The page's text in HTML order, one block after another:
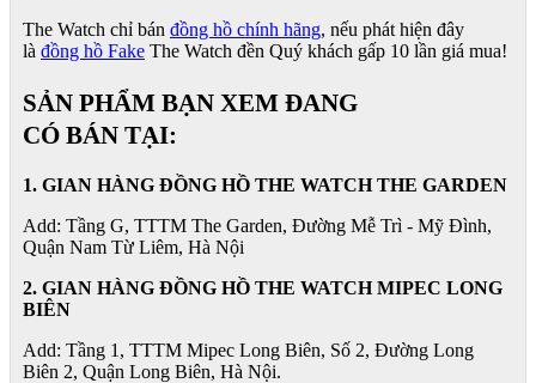
The Watch chỉ bán đồng hồ chính hãng, nếu phát hiện đây
là đồng hồ Fake The Watch đền Quý khách gấp 10 lần giá mua!
SẢN PHẨM BẠN XEM ĐANG
CÓ BÁN TẠI:
1. GIAN HÀNG ĐỒNG HỒ THE WATCH THE GARDEN
Add: Tầng G, TTTM The Garden, Đường Mễ Trì - Mỹ Đình,
Quận Nam Từ Liêm, Hà Nội
2. GIAN HÀNG ĐỒNG HỒ THE WATCHMIPEC LONG
BIÊN
Add: Tầng 1, TTTM Mipec Long Biên, Số 2, Đường Long
Biên 2, Quận Long Biên, Hà Nội.